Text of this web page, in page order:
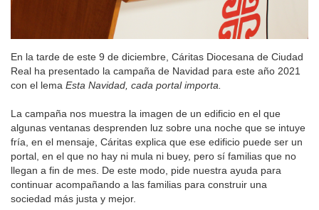
En la tarde de este 9 de diciembre, Cáritas Diocesana de Ciudad
Real ha presentado la campaña de Navidad para este año 2021
con el lema Esta Navidad, cada portal importa.
La campaña nos muestra la imagen de un edificio en el que
algunas ventanas desprenden luz sobre una noche que se intuye
fría, en el mensaje, Cáritas explica que ese edificio puede ser un
portal, en el que no hay ni mula ni buey, pero sí familias que no
llegan a fin de mes. De este modo, pide nuestra ayuda para
continuar acompañando a las familias para construir una
sociedad más justa y mejor.